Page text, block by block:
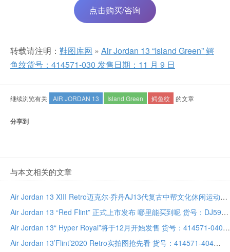
点击购买/咨询
转载请注明： 鞋图库网 » Air Jordan 13 “Island Green” 鳄
鱼纹货号：414571-030 发售日期：11 月 9 日
继续浏览有关 AIR JORDAN 13 Island Green 鳄鱼纹 的文章
分享到
与本文相关的文章
Air Jordan 13 XIII Retro迈克尔·乔丹AJ13代复古中帮文化休闲运动篮球鞋
Air Jordan 13 “Red Flint” 正式上市发布 哪里能买到呢 货号：DJ5982-600
Air Jordan 13“ Hyper Royal”将于12月开始发售 货号：414571-040
Air Jordan 13’Flint’2020 Retro实拍图抢先看 货号：414571-404